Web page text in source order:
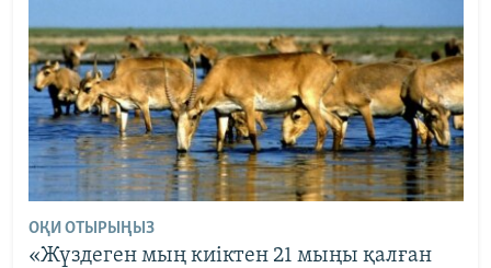
ОҚИ ОТЫРЫҢЫЗ
«Жүздеген мың киіктен 21 мыңы қалған